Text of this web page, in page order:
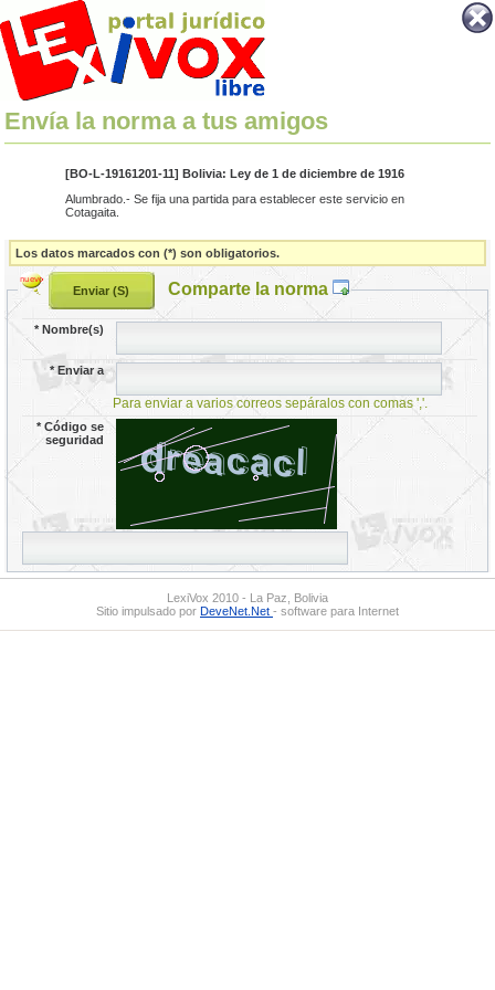
Envía la norma a tus amigos
[BO-L-19161201-11] Bolivia: Ley de 1 de diciembre de 1916
Alumbrado.- Se fija una partida para establecer este servicio en
Cotagaita.
Los datos marcados con (*) son obligatorios.
Comparte la norma
*Nombre(s)
*Enviar a
Para enviar a varios correos sepáralos con comas ','.
*Código se
seguridad
LexiVox 2010 - La Paz, Bolivia
Sitio impulsado por DeveNet.Net - software para Internet